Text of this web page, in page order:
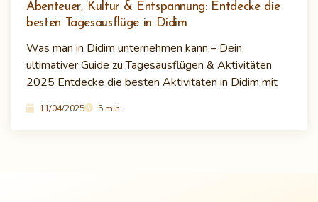
Abenteuer, Kultur & Entspannung: Entdecke die
besten Tagesausflüge in Didim
Was man in Didim unternehmen kann – Dein
ultimativer Guide zu Tagesausflügen & Aktivitäten
2025 Entdecke die besten Aktivitäten in Didim mit
11/04/2025 5 min.